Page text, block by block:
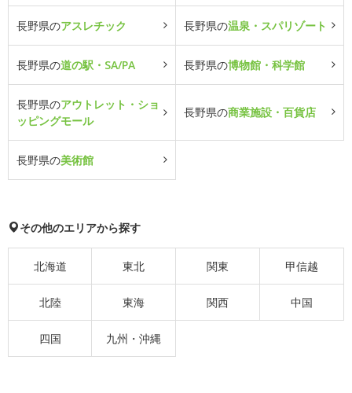
長野県のアスレチック 長野県の温泉・スパリゾート
長野県の道の駅・SA/PA 長野県の博物館・科学館
長野県のアウトレット・ショ
ッピングモール
長野県の商業施設・百貨店
長野県の美術館
その他のエリアから探す
北海道 東北 関東 甲信越
北陸 東海 関西 中国
四国 九州・沖縄